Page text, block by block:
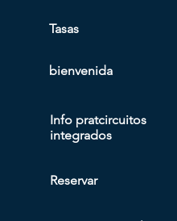
Tasas
bienvenida
Info pratcircuitos
integrados
Reservar